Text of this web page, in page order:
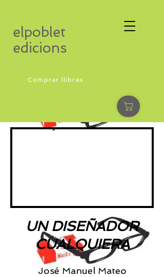
elpoblet
edicions
Comprar llibres
UN DISEÑADOR
CUALQUIERA
José Manuel Mateo